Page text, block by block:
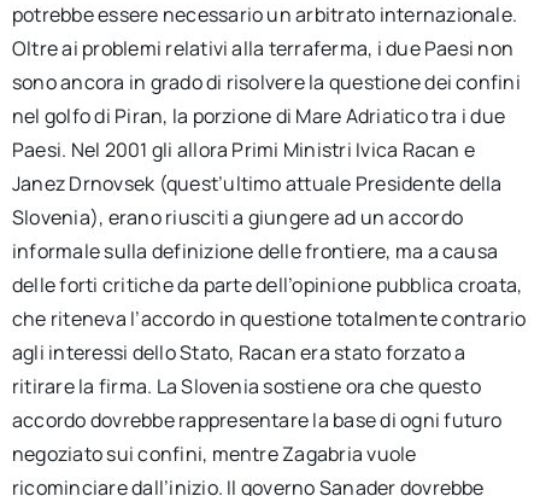
potrebbe essere necessario un arbitrato internazionale.
Oltre ai problemi relativi alla terraferma, i due Paesi non
sono ancora in grado di risolvere la questione dei confini
nel golfo di Piran, la porzione di Mare Adriatico tra i due
Paesi. Nel 2001 gli allora Primi Ministri Ivica Racan e
Janez Drnovsek (quest’ultimo attuale Presidente della
Slovenia), erano riusciti a giungere ad un accordo
informale sulla definizione delle frontiere, ma a causa
delle forti critiche da parte dell’opinione pubblica croata,
che riteneva l’accordo in questione totalmente contrario
agli interessi dello Stato, Racan era stato forzato a
ritirare la firma. La Slovenia sostiene ora che questo
accordo dovrebbe rappresentare la base di ogni futuro
negoziato sui confini, mentre Zagabria vuole
ricominciare dall’inizio. Il governo Sanader dovrebbe